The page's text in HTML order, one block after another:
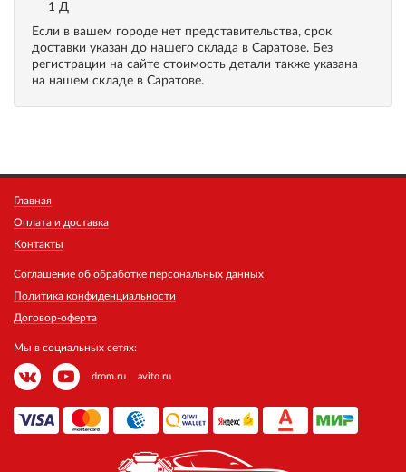
1 Д
Если в вашем городе нет представительства, срок
доставки указан до нашего склада в Саратове. Без
регистрации на сайте стоимость детали также указана
на нашем складе в Саратове.
Главная
Оплата и доставка
Контакты
Соглашение об обработке персональных данных
Политика конфиденциальности
Договор-оферта
Мы в социальных сетях:
drom.ru avito.ru